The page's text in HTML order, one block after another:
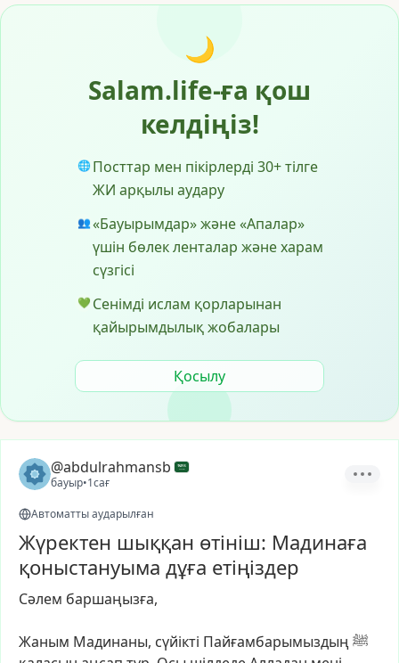
🌙
Salam.life-ға қош
келдіңіз!
🌐 Посттар мен пікірлерді 30+ тілге
ЖИ арқылы аудару
👥«Бауырымдар» және «Апалар»
үшін бөлек ленталар және харам
сүзгісі
💚 Сенімді ислам қорларынан
қайырымдылық жобалары
Қосылу
@abdulrahmansb
бауыр•1сағ
Автоматты аударылған
Жүректен шыққан өтініш: Мадинаға
қоныстануыма дұға етіңіздер
Сәлем баршаңызға,
Жаным Мадинаны, сүйікті Пайғамбарымыздың ﷺ